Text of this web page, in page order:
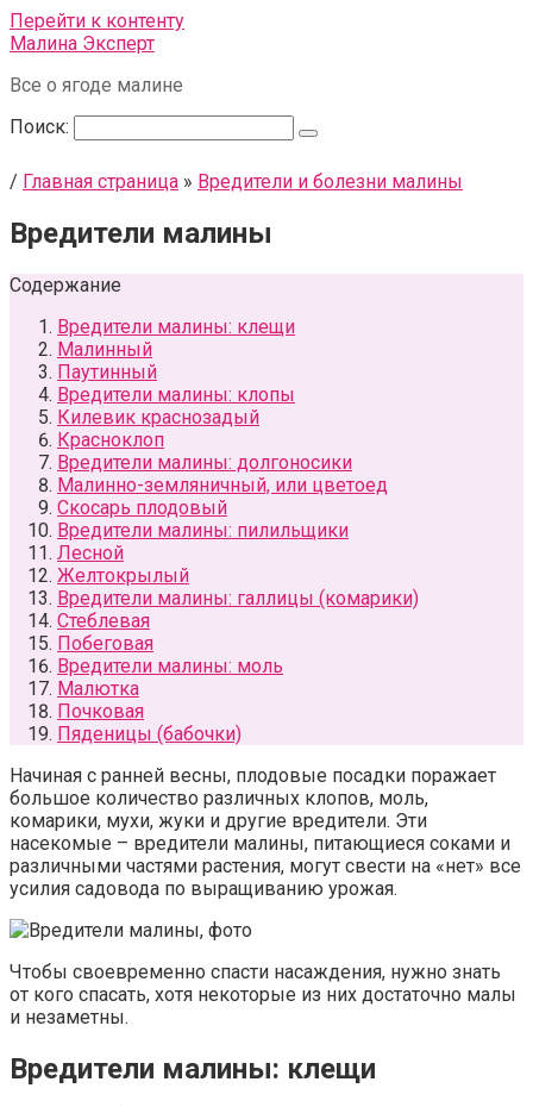
Перейти к контенту
Малина Эксперт
Все о ягоде малине
Поиск:
/ Главная страница » Вредители и болезни малины
Вредители малины
Содержание
Вредители малины: клещи
Малинный
Паутинный
Вредители малины: клопы
Килевик краснозадый
Красноклоп
Вредители малины: долгоносики
Малинно-земляничный, или цветоед
Скосарь плодовый
Вредители малины: пилильщики
Лесной
Желтокрылый
Вредители малины: галлицы (комарики)
Стеблевая
Побеговая
Вредители малины: моль
Малютка
Почковая
Пяденицы (бабочки)
Начиная с ранней весны, плодовые посадки поражает
большое количество различных клопов, моль,
комарики, мухи, жуки и другие вредители. Эти
насекомые – вредители малины, питающиеся соками и
различными частями растения, могут свести на «нет» все
усилия садовода по выращиванию урожая.
Чтобы своевременно спасти насаждения, нужно знать
от кого спасать, хотя некоторые из них достаточно малы
и незаметны.
Вредители малины: клещи